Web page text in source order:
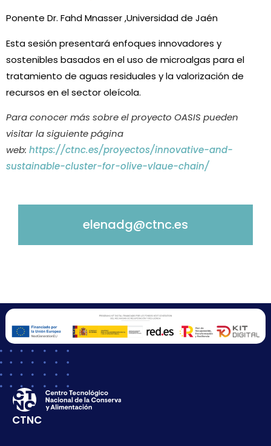
Ponente Dr. Fahd Mnasser ,Universidad de Jaén
Esta sesión presentará enfoques innovadores y
sostenibles basados en el uso de microalgas para el
tratamiento de aguas residuales y la valorización de
recursos en el sector oleícola.
Para conocer más sobre el proyecto OASIS pueden
visitar la siguiente página
web: https://ctnc.es/proyectos/innovative-and-
sustainable-cluster-for-olive-vlaue-chain/
elenadg@ctnc.es
CTNC